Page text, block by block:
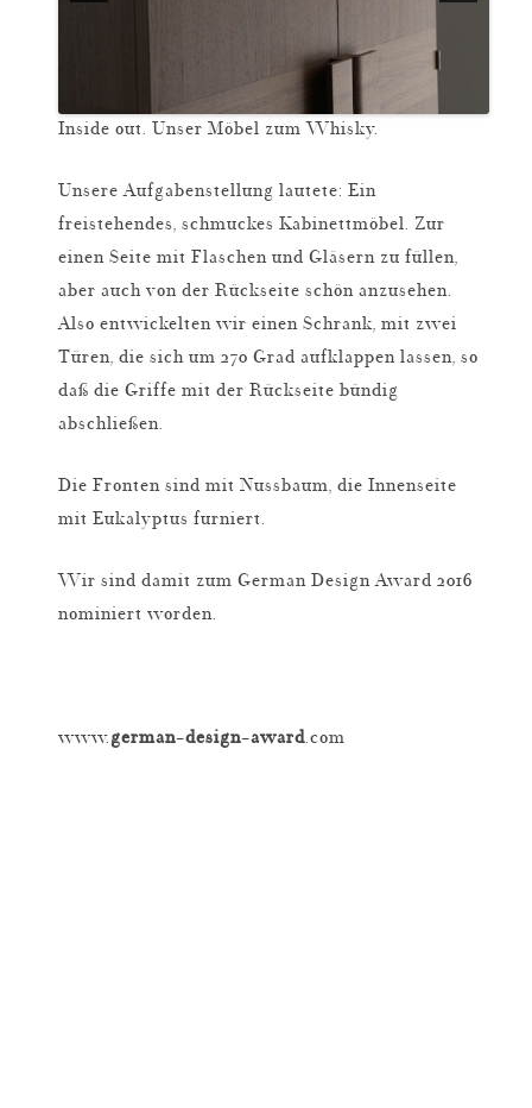
Inside out. Unser Möbel zum Whisky.
Unsere Aufgabenstellung lautete: Ein
freistehendes, schmuckes Kabinettmöbel. Zur
einen Seite mit Flaschen und Gläsern zu füllen,
aber auch von der Rückseite schön anzusehen.
Also entwickelten wir einen Schrank, mit zwei
Türen, die sich um 270 Grad aufklappen lassen, so
daß die Griffe mit der Rückseite bündig
abschließen.
Die Fronten sind mit Nussbaum, die Innenseite
mit Eukalyptus furniert.
Wir sind damit zum German Design Award 2016
nominiert worden.
www.german–design–award.com